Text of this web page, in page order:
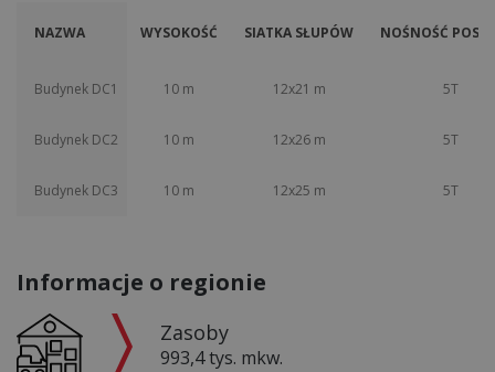
NAZWA WYSOKOŚĆ SIATKA SŁUPÓW NOŚNOŚĆ
Budynek DC1 10 m 12x21 m 5T
Budynek DC2 10 m 12x26 m 5T
Budynek DC3 10 m 12x25 m 5T
Informacje o regionie
Zasoby
993,4 tys. mkw.